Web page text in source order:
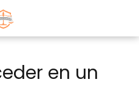
en un